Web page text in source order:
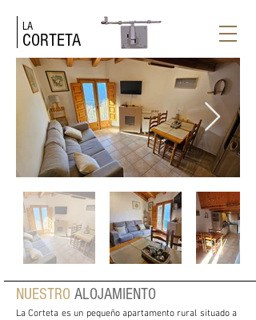
LA
CORTETA
NUESTRO ALOJAMIENTO
La Corteta es un pequeño apartamento rural situado a